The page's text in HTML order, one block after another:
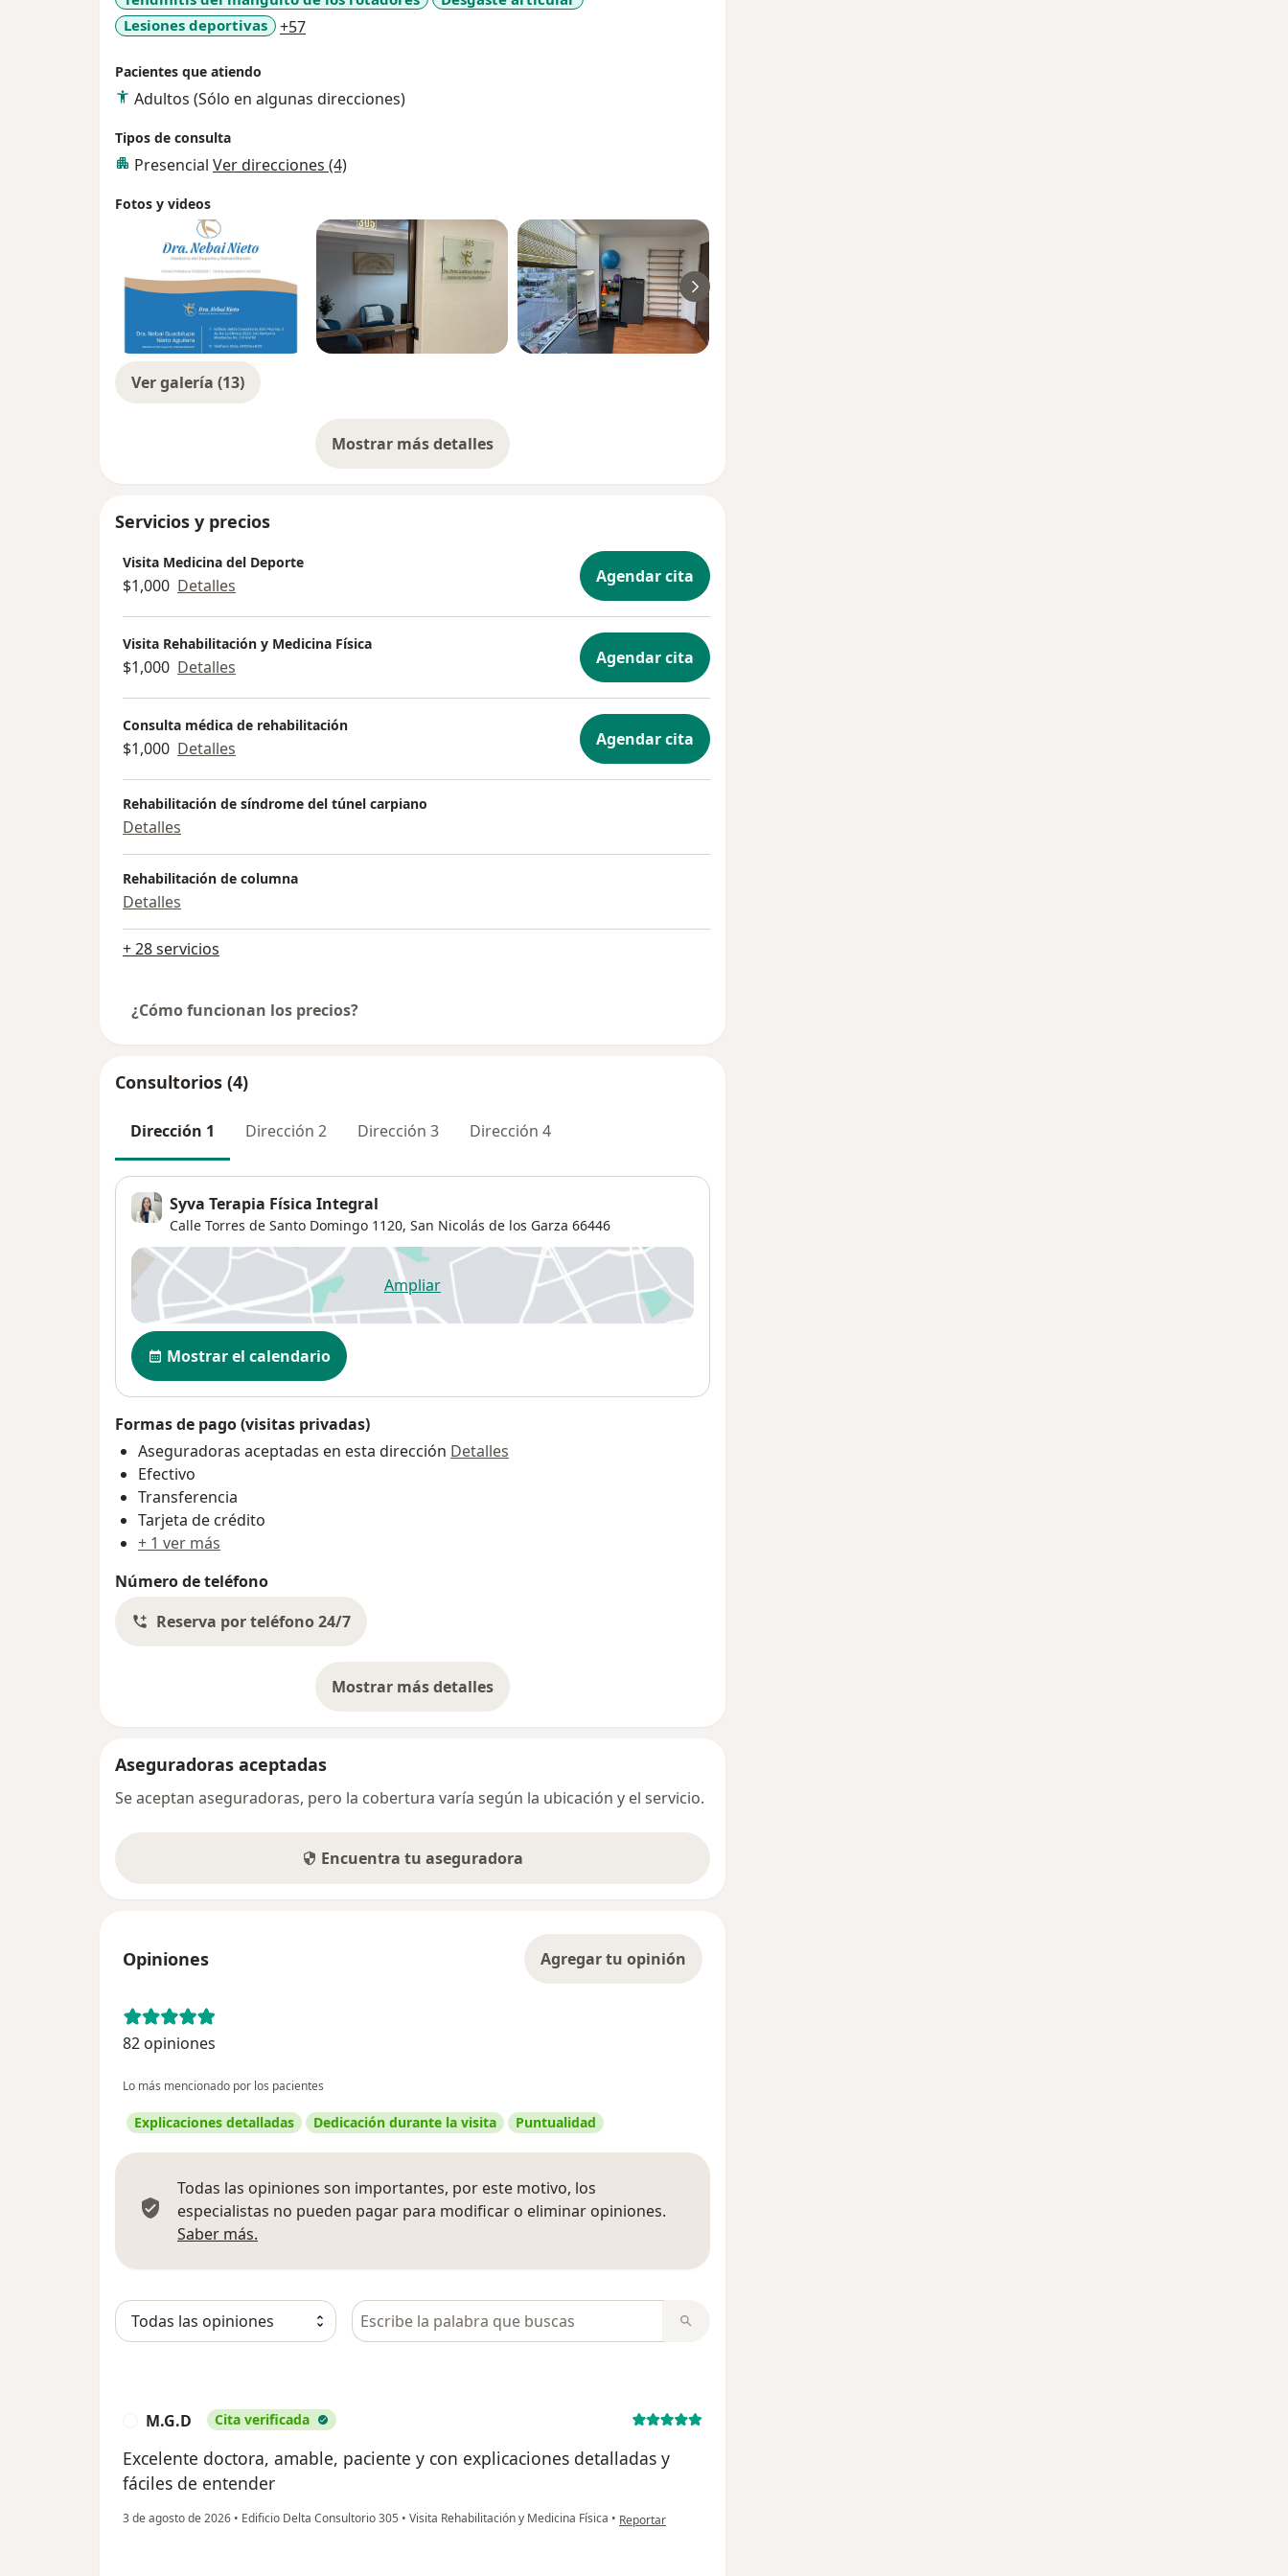
Liga MX femenil. Además participé como médico de sede en Juegos Nacionales
CONADE 2021.
Lesiones deportivas
+57a11y_sr_more_diseases
Pacientes que atiendo
Adultos (Sólo en algunas direcciones)
Tipos de consulta
Presencial Ver direcciones (4)
Fotos y videos
Ver galería (13)
Mostrar más detalles
sobre la experiencia
Servicios y precios
Visita Medicina del Deporte
$1,000 Detalles Agendar cita
Visita Rehabilitación y Medicina Física
$1,000 Detalles Agendar cita
Consulta médica de rehabilitación
$1,000 Detalles Agendar cita
Rehabilitación de síndrome del túnel carpiano
Detalles
Rehabilitación de columna
Detalles
+ 28 servicios
¿Cómo funcionan los precios?
Consultorios (4)
Dirección 1 Dirección 2 Dirección 3 Dirección 4
Syva Terapia Física Integral
Calle Torres de Santo Domingo 1120, San Nicolás de los Garza 66446
Ampliarse abre en una nueva pestaña
Disponibilidad
Mostrar el calendario
Formas de pago (visitas privadas)
Aseguradoras aceptadas en esta dirección Detalles
Efectivo
Transferencia
Tarjeta de crédito
+ 1 ver más
Número de teléfono
Reserva por teléfono 24/7
Mostrar más detalles
sobre la dirección
Aseguradoras aceptadas
Se aceptan aseguradoras, pero la cobertura varía según la ubicación y el servicio.
Encuentra tu aseguradora
Opiniones Agregar tu opinión
82 opiniones
Lo más mencionado por los pacientes
Explicaciones detalladas Dedicación durante la visita Puntualidad
Todas las opiniones son importantes, por este motivo, los
especialistas no pueden pagar para modificar o eliminar opiniones.
Saber más.
Busca en opiniones
M.G.D Cita verificada
Excelente doctora, amable, paciente y con explicaciones detalladas y
fáciles de entender
3 de agosto de 2026 • Edificio Delta Consultorio 305 • Visita Rehabilitación y Medicina Física • en opinión del usuario M.G.D
Reportar